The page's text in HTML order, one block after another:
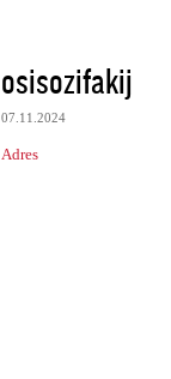
osisozifakij
07.11.2024
Adres